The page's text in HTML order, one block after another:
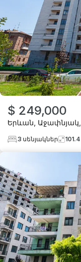
$ 249,000
Երևան Աջափնյակ
3 սենյակներ 101.4